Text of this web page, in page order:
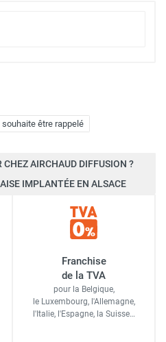
souhaite être rappelé
AIRCHAUD DIFFUSION ?
IMPLANTÉE EN ALSACE
Franchise
de la TVA
pour la Belgique,
le Luxembourg, l'Allemagne,
l'Italie, l'Espagne, la Suisse…